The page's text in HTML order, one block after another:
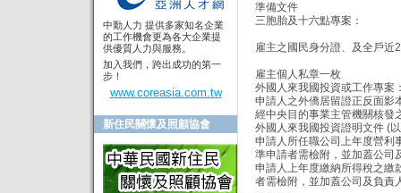
中勤人力 提供多家知名企業
的工作機會更為各大企業提
供優質人力與服務。
加入我們，跨出成功的第一
步！
www.coreasia.com.tw
新住民關懷及照顧協會
準備文件
三胞胎及十六點專案：
雇主之國民身分證、及全戶近
雇主個人私章一枚
外國人來我國投資或工作專案
申請人之外僑居留證正反面影
經中央目的事業主管機關核發
外國人來我國投資證明文件 (
申請人所任職公司上年度營利
準申請者需檢附，並加蓋公司
申請人上年度繳納所得稅之繳
者需檢附，並加蓋公司及負責